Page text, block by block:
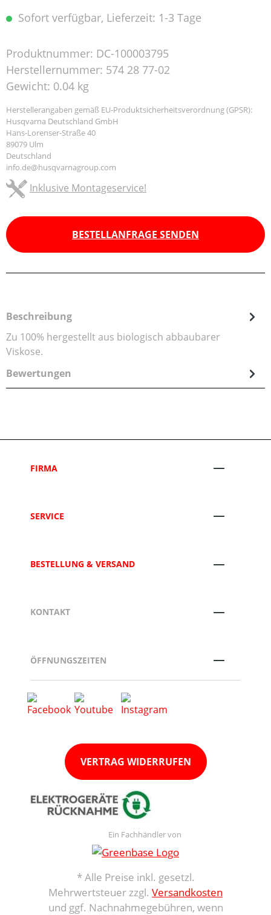
Sofort verfügbar, Lieferzeit: 1-3 Tage
Produktnummer: DC-100003795
Herstellernummer: 574 28 77-02
Gewicht: 0.04 kg
Herstellerangaben gemäß EU-Produktsicherheitsverordnung (GPSR):
Husqvarna Deutschland GmbH
Hans-Lorenser-Straße 40
89079 Ulm
Deutschland
info.de@husqvarnagroup.com
Inklusive Montageservice!
BESTELLANFRAGE SENDEN
Beschreibung
Zu 100% hergestellt aus biologisch abbaubarer
Viskose.
Bewertungen
FIRMA
SERVICE
BESTELLUNG & VERSAND
KONTAKT
ÖFFNUNGSZEITEN
VERTRAG WIDERRUFEN
Ein Fachhändler von
* Alle Preise inkl. gesetzl.
Mehrwertsteuer zzgl. Versandkosten
und ggf. Nachnahmegebühren, wenn